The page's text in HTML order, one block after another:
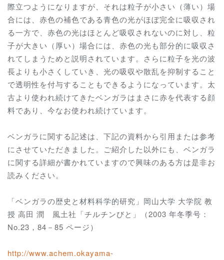
際立つようになりますが、それは粒子が小さい（薄い）場
合には、赤色の補色である青色の光がほぼ完全に吸収され
る一方で、赤色の光はほとんど吸収されないのに対し、粒
子が大きい（厚い）場合には、赤色の光も部分的に吸収さ
れてしまうためと説明されています。さらに粒子を光の波
長よりも小さくしていき、光の吸収や散乱を抑制すること
で透明性を付与することもできるようになっています。太
古より使われ続けてきたベンガラはまさに赤を代表する顔
料であり、今なお使われ続けています。
ベンガラに関する記述は、下記の資料から引用または参考
にさせていただきました。ご紹介した以外にも、ベンガラ
に関する詳細が書かれていますので興味のある方は是非お
読みください。
「ベンガラの歴史と材料科学的研究」岡山大学 大学院 教
授 高田 潤 風土社「チルチンびと」（2003 年冬季号：
No.23，84－85 ページ）
http://www.achem.okayama-